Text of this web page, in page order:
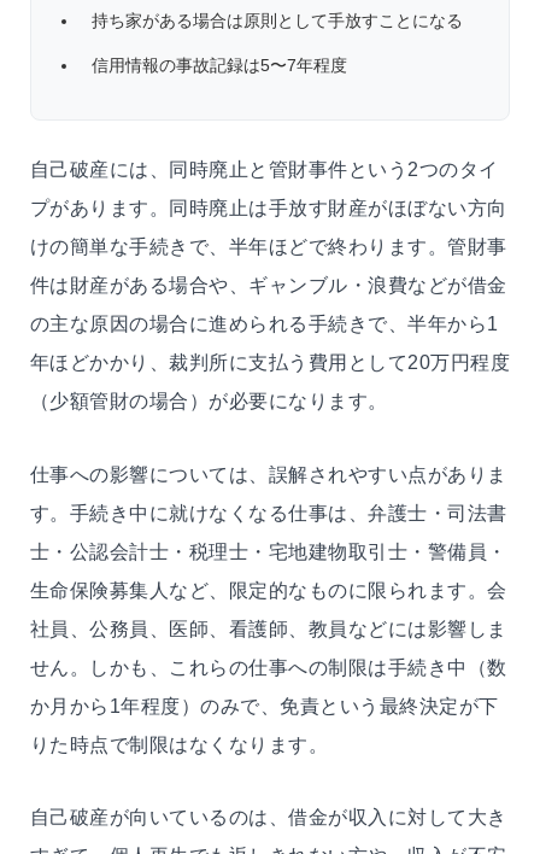
持ち家がある場合は原則として手放すことになる
信用情報の事故記録は5〜7年程度
自己破産には、同時廃止と管財事件という2つのタイ
プがあります。同時廃止は手放す財産がほぼない方向
けの簡単な手続きで、半年ほどで終わります。管財事
件は財産がある場合や、ギャンブル・浪費などが借金
の主な原因の場合に進められる手続きで、半年から1
年ほどかかり、裁判所に支払う費用として20万円程度
（少額管財の場合）が必要になります。
仕事への影響については、誤解されやすい点がありま
す。手続き中に就けなくなる仕事は、弁護士・司法書
士・公認会計士・税理士・宅地建物取引士・警備員・
生命保険募集人など、限定的なものに限られます。会
社員、公務員、医師、看護師、教員などには影響しま
せん。しかも、これらの仕事への制限は手続き中（数
か月から1年程度）のみで、免責という最終決定が下
りた時点で制限はなくなります。
自己破産が向いているのは、借金が収入に対して大き